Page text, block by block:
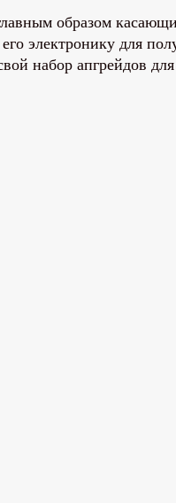
образом
электронику для
набор апгрейдов